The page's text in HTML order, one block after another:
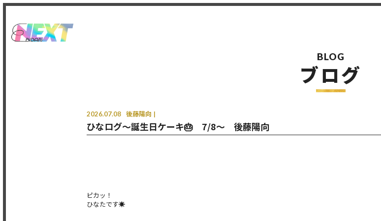
BLOG
ブログ
2026.07.08 後藤陽向
ひなログ〜誕生日ケーキ🎂 7/8〜 後藤陽向
ピカッ！
ひなたです☀️